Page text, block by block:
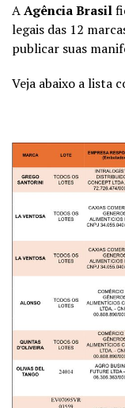
AAgência Brasil
legais das 12
publicar suas
Veja abaixo a lista